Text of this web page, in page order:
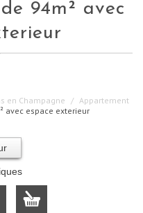
en Champagne
Appartement
avec espace exterieur